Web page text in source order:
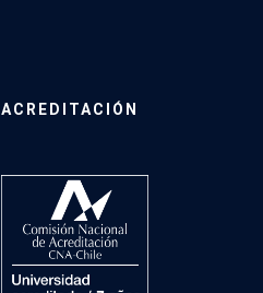
ACREDITACIÓN